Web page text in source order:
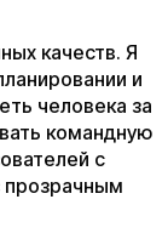
качеств. Я
и
человека за
командную
с
прозрачным